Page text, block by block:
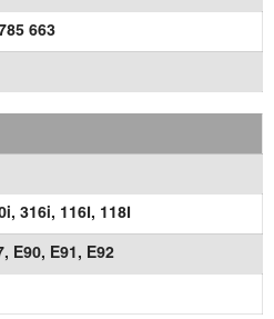
663
316i, 116I, 118I
E90, E91, E92